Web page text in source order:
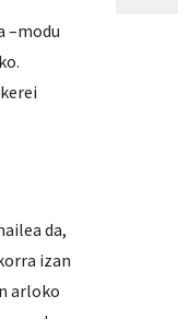
–modu
da,
izan
arloko